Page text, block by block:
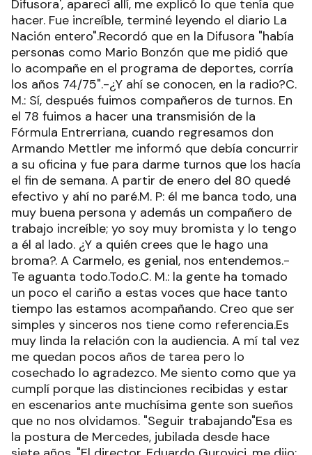
Difusora', aparecí allí, me explicó lo que tenía que
hacer. Fue increíble, terminé leyendo el diario La
Nación entero".Recordó que en la Difusora "había
personas como Mario Bonzón que me pidió que
lo acompañe en el programa de deportes, corría
los años 74/75".-¿Y ahí se conocen, en la radio?C.
M.: Sí, después fuimos compañeros de turnos. En
el 78 fuimos a hacer una transmisión de la
Fórmula Entrerriana, cuando regresamos don
Armando Mettler me informó que debía concurrir
a su oficina y fue para darme turnos que los hacía
el fin de semana. A partir de enero del 80 quedé
efectivo y ahí no paré.M. P: él me banca todo, una
muy buena persona y además un compañero de
trabajo increíble; yo soy muy bromista y lo tengo
a él al lado. ¿Y a quién crees que le hago una
broma?. A Carmelo, es genial, nos entendemos.-
Te aguanta todo.Todo.C. M.: la gente ha tomado
un poco el cariño a estas voces que hace tanto
tiempo las estamos acompañando. Creo que ser
simples y sinceros nos tiene como referencia.Es
muy linda la relación con la audiencia. A mí tal vez
me quedan pocos años de tarea pero lo
cosechado lo agradezco. Me siento como que ya
cumplí porque las distinciones recibidas y estar
en escenarios ante muchísima gente son sueños
que no nos olvidamos. "Seguir trabajando"Esa es
la postura de Mercedes, jubilada desde hace